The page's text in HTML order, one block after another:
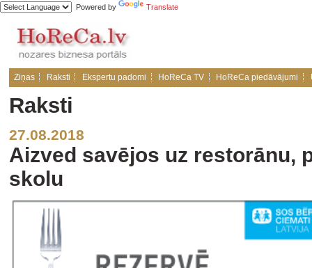
Powered by Translate
Ziņas Raksti Ekspertu padomi HoReCa TV HoReCa piedāvājumi
Raksti
27.08.2018
Aizved savējos uz restorānu,
skolu